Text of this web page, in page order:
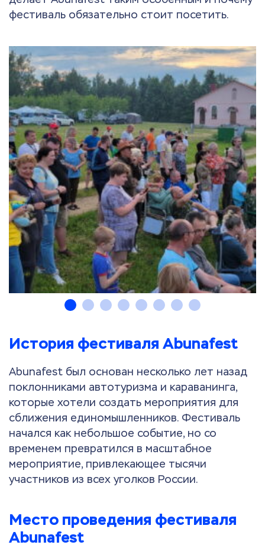
фестиваль обязательно стоит посетить.
История фестиваля Abunafest
Abunafest был основан несколько лет назад
поклонниками автотуризма и караванинга,
которые хотели создать мероприятия для
сближения единомышленников. Фестиваль
начался как небольшое событие, но со
временем превратился в масштабное
мероприятие, привлекающее тысячи
участников из всех уголков России.
Место проведения фестиваля
Abunafest